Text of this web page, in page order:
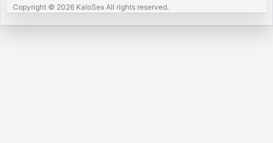
Copyright © 2026 KaloSex All rights reserved.